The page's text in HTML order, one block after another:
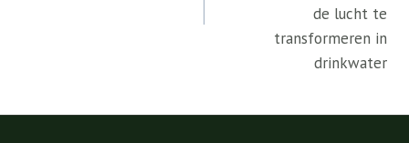
de lucht te
transformeren in
drinkwater